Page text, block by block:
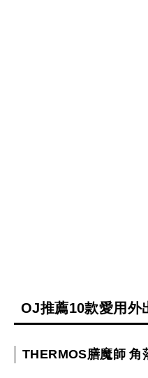
OJ推薦10款愛用外
THERMOS膳魔師 角